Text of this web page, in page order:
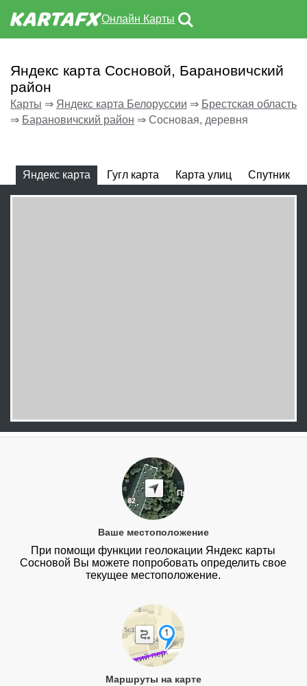
Онлайн Карты
Яндекс карта Сосновой, Барановичский
район
Карты ⇒ Яндекс карта Белоруссии ⇒ Брестская область
⇒ Барановичский район ⇒ Сосновая, деревня
Яндекс карта Гугл карта Карта улиц Спутник
Ваше местоположение
При помощи функции геолокации Яндекс карты
Сосновой Вы можете попробовать определить свое
текущее местоположение.
Маршруты на карте